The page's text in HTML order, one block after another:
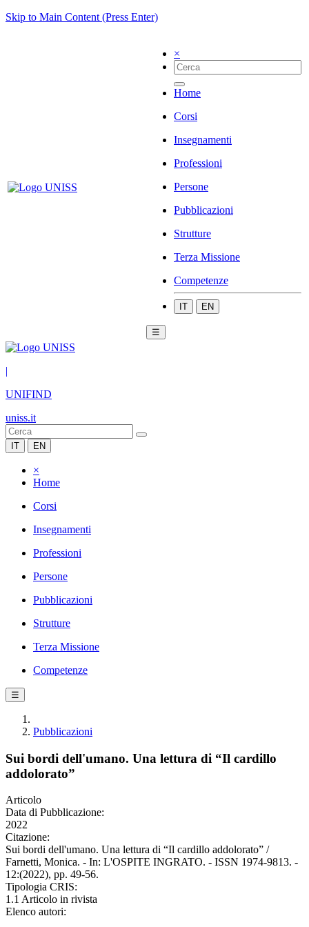
Skip to Main Content (Press Enter)
×
Home
Corsi
Insegnamenti
Professioni
Persone
Pubblicazioni
Strutture
Terza Missione
Competenze
IT EN
☰
|
UNIFIND
uniss.it
IT EN
×
Home
Corsi
Insegnamenti
Professioni
Persone
Pubblicazioni
Strutture
Terza Missione
Competenze
☰
Pubblicazioni
Sui bordi dell'umano. Una lettura di “Il cardillo
addolorato”
Articolo
Data di Pubblicazione:
2022
Citazione:
Sui bordi dell'umano. Una lettura di “Il cardillo addolorato” /
Farnetti, Monica. - In: L'OSPITE INGRATO. - ISSN 1974-9813. -
12:(2022), pp. 49-56.
Tipologia CRIS:
1.1 Articolo in rivista
Elenco autori: